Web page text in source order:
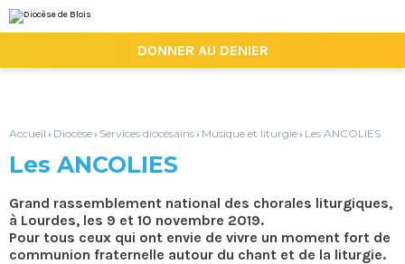
au
contenu.
la
personnels
DONNER AU DENIER
Accueil › Diocèse› Services diocésains› Musique et liturgie› Les ANCOLIES
Les ANCOLIES
Grand rassemblement national des chorales liturgiques,
à Lourdes, les 9 et 10 novembre 2019.
Pour tous ceux qui ont envie de vivre un moment fort de
communion fraternelle autour du chant et de la liturgie.